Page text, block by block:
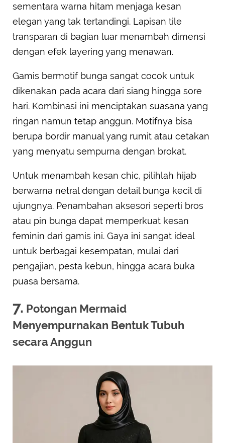
sementara warna hitam menjaga kesan
elegan yang tak tertandingi. Lapisan tile
transparan di bagian luar menambah dimensi
dengan efek layering yang menawan.
Gamis bermotif bunga sangat cocok untuk
dikenakan pada acara dari siang hingga sore
hari. Kombinasi ini menciptakan suasana yang
ringan namun tetap anggun. Motifnya bisa
berupa bordir manual yang rumit atau cetakan
yang menyatu sempurna dengan brokat.
Untuk menambah kesan chic, pilihlah hijab
berwarna netral dengan detail bunga kecil di
ujungnya. Penambahan aksesori seperti bros
atau pin bunga dapat memperkuat kesan
feminin dari gamis ini. Gaya ini sangat ideal
untuk berbagai kesempatan, mulai dari
pengajian, pesta kebun, hingga acara buka
puasa bersama.
7. Potongan Mermaid
Menyempurnakan Bentuk Tubuh
secara Anggun